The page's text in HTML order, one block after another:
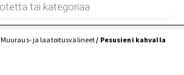
Muuraus- ja laatoitusvälineet / Pesusieni kahvalla